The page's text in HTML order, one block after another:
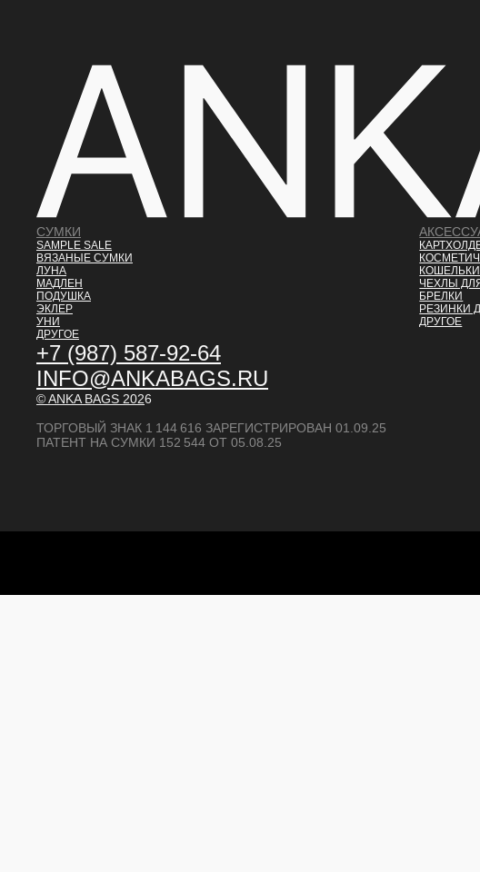
СУМКИ
SAMPLE SALE
ВЯЗАНЫЕ СУМКИ
ЛУНА
МАДЛЕН
ПОДУШКА
ЭКЛЕР
УНИ
ДРУГОЕ
КОШЕЛЬКИ
ЧЕХЛЫ
БРЕЛКИ
РЕЗИНКИ
ДРУГОЕ
+7 (987) 587-92-64
INFO@ANKABAGS.RU
© ANKA BAGS 2026
ТОРГОВЫЙ ЗНАК 1 144 616 ЗАРЕГИСТРИРОВАН 01.09.25
ПАТЕНТ НА СУМКИ 152 544 ОТ 05.08.25